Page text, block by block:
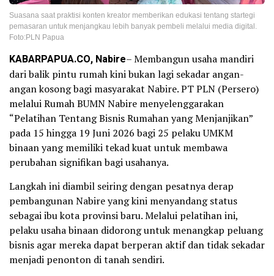
Suasana saat praktisi konten kreator memberikan edukasi tentang startegi
pemasaran untuk menjangkau lebih banyak pembeli melalui media digital.
Foto:PLN Papua
KABARPAPUA.CO, Nabire– Membangun usaha mandiri
dari balik pintu rumah kini bukan lagi sekadar angan-
angan kosong bagi masyarakat Nabire. PT PLN (Persero)
melalui Rumah BUMN Nabire menyelenggarakan
“Pelatihan Tentang Bisnis Rumahan yang Menjanjikan”
pada 15 hingga 19 Juni 2026 bagi 25 pelaku UMKM
binaan yang memiliki tekad kuat untuk membawa
perubahan signifikan bagi usahanya.
Langkah ini diambil seiring dengan pesatnya derap
pembangunan Nabire yang kini menyandang status
sebagai ibu kota provinsi baru. Melalui pelatihan ini,
pelaku usaha binaan didorong untuk menangkap peluang
bisnis agar mereka dapat berperan aktif dan tidak sekadar
menjadi penonton di tanah sendiri.